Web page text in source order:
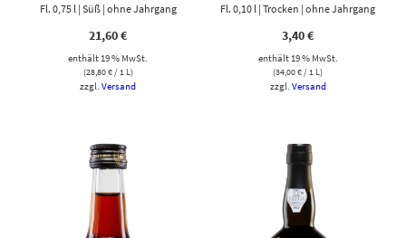
Fl. 0,75 l | Süß | ohne Jahrgang
21,60€
enthält 19 % MwSt.
(28,80€/ 1 L)
zzgl.Versand
Fl. 0,10 l | Trocken | ohne Jahrgang
3,40€
enthält 19 % MwSt.
(34,00€/ 1 L)
zzgl. Versand